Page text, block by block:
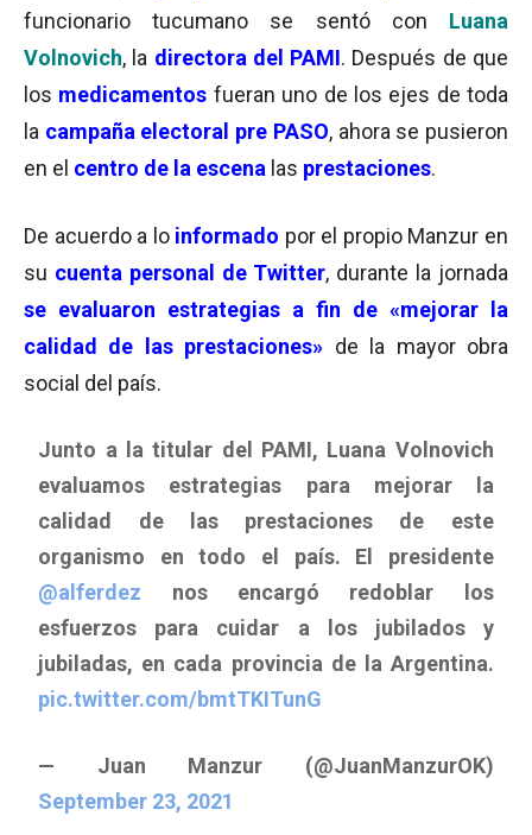
funcionario tucumano se sentó con Luana
Volnovich, la directora del PAMI. Después de que
los medicamentos fueran uno de los ejes de toda
la campaña electoral pre PASO, ahora se pusieron
en el centro de la escena las prestaciones.
De acuerdo a lo informado por el propio Manzur en
su cuenta personal de Twitter, durante la jornada
se evaluaron estrategias a fin de «mejorar la
calidad de las prestaciones» de la mayor obra
social del país.
Junto a la titular del PAMI, Luana Volnovich
evaluamos estrategias para mejorar la
calidad de las prestaciones de este
organismo en todo el país. El presidente
@alferdez nos encargó redoblar los
esfuerzos para cuidar a los jubilados y
jubiladas, en cada provincia de la Argentina.
pic.twitter.com/bmtTKITunG
— Juan Manzur (@JuanManzurOK)
September 23, 2021